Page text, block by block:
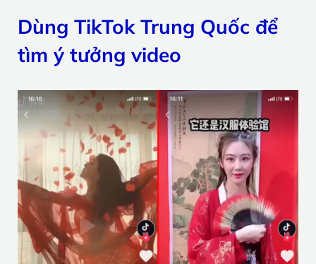
Dùng TikTok Trung Quốc để
tìm ý tưởng video